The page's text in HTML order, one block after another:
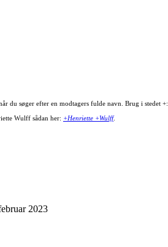
du søger efter en modtagers fulde navn. Brug i stedet +:
Wulff sådan her: +Henriette +Wulff.
2023